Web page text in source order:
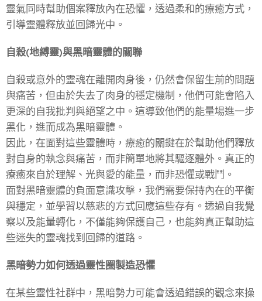
靈氣同時幫助個案釋放內在恐懼，透過柔和的療癒方式，
引導靈體釋放並回歸光中。
自殺(地縛靈)與黑暗靈體的關聯
自殺或意外的靈魂在離開肉身後，仍然會保留生前的問題
與痛苦，但由於失去了肉身的穩定機制，他們可能會陷入
更深的自我批判與絕望之中。這導致他們的能量場進一步
黑化，進而成為黑暗靈體。
因此，在面對這些靈體時，療癒的關鍵在於幫助他們釋放
對自身的執念與痛苦，而非簡單地將其驅逐體外。真正的
療癒來自於理解、光與愛的能量，而非恐懼或戰鬥。
面對黑暗靈體的負面意識攻擊，我們需要保持內在的平衡
與穩定，並學習以慈悲的方式回應這些存有。透過自我覺
察以及能量轉化，不僅能夠保護自己，也能夠真正幫助這
些迷失的靈魂找到回歸的道路。
黑暗勢力如何透過靈性圈製造恐懼
在某些靈性社群中，黑暗勢力可能會透過錯誤的觀念來操